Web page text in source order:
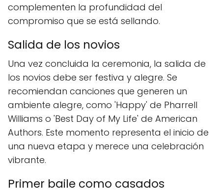
complementen la profundidad del
compromiso que se está sellando.
Salida de los novios
Una vez concluida la ceremonia, la salida de
los novios debe ser festiva y alegre. Se
recomiendan canciones que generen un
ambiente alegre, como 'Happy' de Pharrell
Williams o 'Best Day of My Life' de American
Authors. Este momento representa el inicio de
una nueva etapa y merece una celebración
vibrante.
Primer baile como casados